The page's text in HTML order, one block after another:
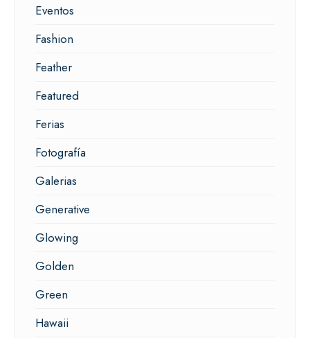
Eventos
Fashion
Feather
Featured
Ferias
Fotografía
Galerias
Generative
Glowing
Golden
Green
Hawaii